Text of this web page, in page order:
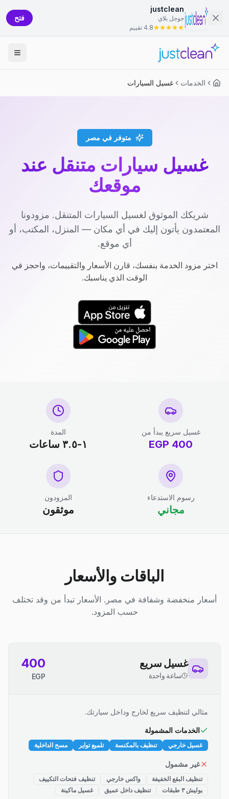
justclean
جوجل بلاي
4.8 تقييم
فتح
الخدمات غسيل السيارات
متوفر في مصر
غسيل سيارات متنقل عند
موقعك
شريكك الموثوق لغسيل السيارات المتنقل. مزودونا
المعتمدون يأتون إليك في أي مكان — المنزل، المكتب، أو
أي موقع.
اختر مزود الخدمة بنفسك، قارن الأسعار والتقييمات، واحجز في
الوقت الذي يناسبك.
غسيل سريع يبدأ من
400
EGP
المدة
١-٣.٥ ساعات
رسوم الاستدعاء
مجاني
المزودون
موثقون
الباقات والأسعار
أسعار منخفضة وشفافة في مصر. الأسعار تبدأ من وقد تختلف
حسب المزود.
غسيل سريع
ساعة واحدة
400
EGP
مثالي لتنظيف سريع لخارج وداخل سيارتك.
الخدمات المشمولة
غسيل خارجي تنظيف بالمكنسة تلميع تواير مسح الداخلية
غير مشمول
تنظيف البقع الخفيفة واكس خارجي
تنظيف فتحات التكييف
بوليش ٣ طبقات
تنظيف داخل عميق غسيل ماكينة